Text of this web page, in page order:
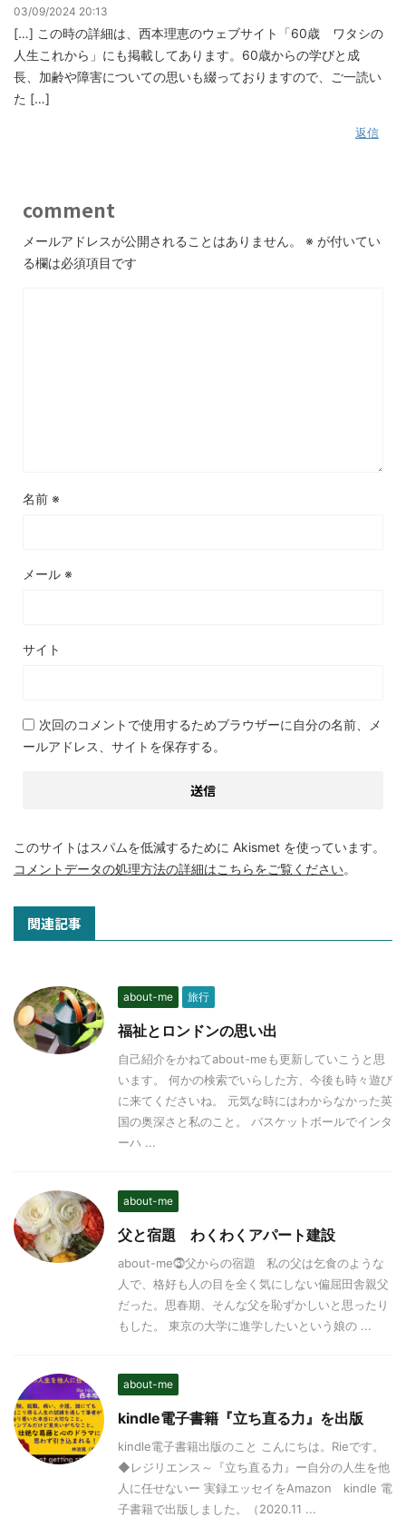
03/09/2024 20:13
[…] この時の詳細は、西本理恵のウェブサイト「60歳 ワタシの
人生これから」にも掲載してあります。60歳からの学びと成
長、加齢や障害についての思いも綴っておりますので、ご一読い
た […]
返信
comment
メールアドレスが公開されることはありません。 ※ が付いてい
る欄は必須項目です
名前 ※
メール ※
サイト
次回のコメントで使用するためブラウザーに自分の名前、メ
ールアドレス、サイトを保存する。
このサイトはスパムを低減するために Akismet を使っています。
コメントデータの処理方法の詳細はこちらをご覧ください。
関連記事
about-me 旅行
福祉とロンドンの思い出
自己紹介をかねてabout-meも更新していこうと思
います。 何かの検索でいらした方、今後も時々遊び
に来てくださいね。 元気な時にはわからなかった英
国の奥深さと私のこと。 バスケットボールでインタ
ーハ ...
about-me
父と宿題 わくわくアパート建設
about-me⓷父からの宿題 私の父は乞食のような
人で、格好も人の目を全く気にしない偏屈田舎親父
だった。思春期、そんな父を恥ずかしいと思ったり
もした。 東京の大学に進学したいという娘の ...
about-me
kindle電子書籍『立ち直る力』を出版
kindle電子書籍出版のこと こんにちは。Rieです。
◆レジリエンス～『立ち直る力』ー自分の人生を他
人に任せないー 実録エッセイをAmazon kindle 電
子書籍で出版しました。（2020.11 ...